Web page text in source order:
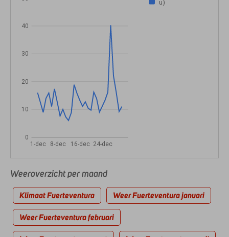
u)
1-dec 8-dec 16-dec 24-dec
0
10
20
30
40
Weeroverzicht per maand
Klimaat Fuerteventura Weer Fuerteventura januari
Weer Fuerteventura februari